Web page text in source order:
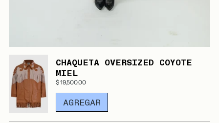
CHAQUETA OVERSIZED COYOTE
MIEL
$ 19,500.00
AGREGAR